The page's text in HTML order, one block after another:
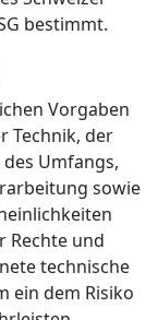
bestimmt.
Vorgaben
Technik, der
Umfangs,
sowie
Rechte und
technische
ein dem Risiko